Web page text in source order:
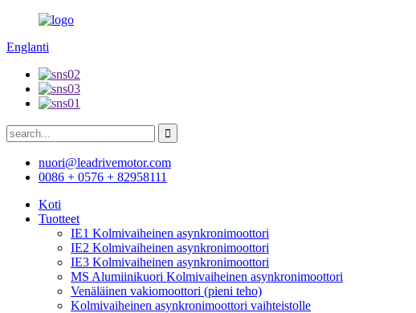
Englanti
nuori@leadrivemotor.com
0086 + 0576 + 82958111
Koti
Tuotteet
IE1 Kolmivaiheinen asynkronimoottori
IE2 Kolmivaiheinen asynkronimoottori
IE3 Kolmivaiheinen asynkronimoottori
MS Alumiinikuori Kolmivaiheinen asynkronimoottori
Venäläinen vakiomoottori (pieni teho)
Kolmivaiheinen asynkronimoottori vaihteistolle